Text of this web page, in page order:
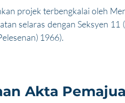
projek terbengkalai oleh
selaras dengan Seksyen
1966).
Akta